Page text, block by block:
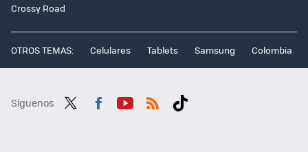
Crossy Road
OTROS TEMAS: Celulares Tablets Samsung Colombia
Síguenos